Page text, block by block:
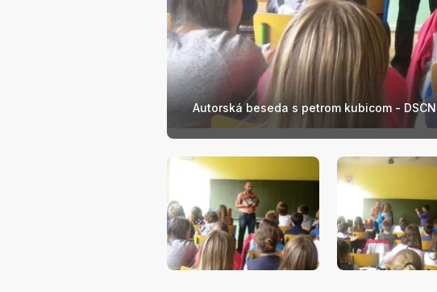
Autorská beseda s petrom kubicom -